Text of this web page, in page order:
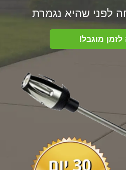
לפני שהיא נגמרת
מוגבל!